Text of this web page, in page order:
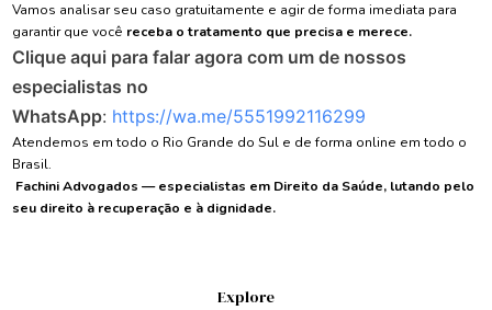
Vamos analisar seu caso gratuitamente e agir de forma imediata para
garantir que você receba o tratamento que precisa e merece.
Clique aqui para falar agora com um de nossos
especialistas no
WhatsApp: https://wa.me/5551992116299
Atendemos em todo o Rio Grande do Sul e de forma online em todo o
Brasil.
Fachini Advogados — especialistas em Direito da Saúde, lutando pelo
seu direito à recuperação e à dignidade.
Explore